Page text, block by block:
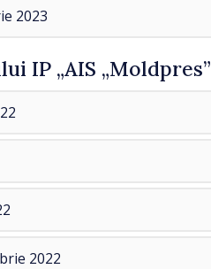
2023
IP „AIS
2022